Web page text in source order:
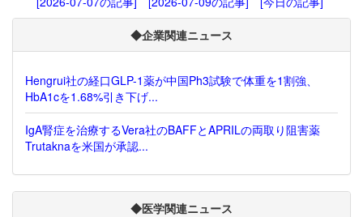
◆企業関連ニュース
Hengrui社の経口GLP-1薬が中国Ph3試験で体重を1割強、
HbA1cを1.68%引き下げ...
IgA腎症を治療するVera社のBAFFとAPRILの両取り阻害薬
Trutaknaを米国が承認...
◆医学関連ニュース